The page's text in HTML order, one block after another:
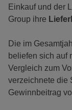
Einkauf und der
Group ihre
Die im
beliefen sich auf
Vergleich zum
verzeichnete die
Gewinnbeitrag